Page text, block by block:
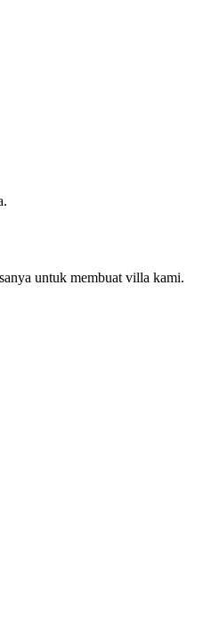
untuk membuat villa kami.